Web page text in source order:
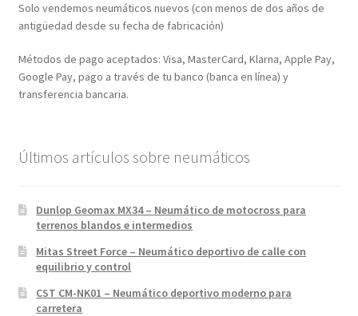
Solo vendemos neumáticos nuevos (con menos de dos años de
antigüedad desde su fecha de fabricación)
Métodos de pago aceptados: Visa, MasterCard, Klarna, Apple Pay,
Google Pay, pago a través de tu banco (banca en línea) y
transferencia bancaria.
Últimos artículos sobre neumáticos
Dunlop Geomax MX34 – Neumático de motocross para
terrenos blandos e intermedios
Mitas Street Force – Neumático deportivo de calle con
equilibrio y control
CST CM-NK01 – Neumático deportivo moderno para
carretera